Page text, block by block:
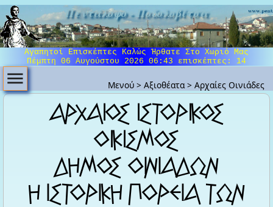
Πεντάλοφο - Ποδολοβίτσα
Αγαπητοί Επισκέπτες Καλώς Ήρθατε Στο Χωριό Μας
Πέμπτη 06 Αυγούστου 2026 06:43 επισκέπτες: 14
Μενού >Αξιοθέατα>Αρχαίες Οινιάδες
ΑΡΧΑΙΟΣ ΙΣΤΟΡΙΚΟΣ
ΟΙΚΙΣΜΟΣ
ΔΗΜΟΣ OINIAΔΩN
H IΣTOPIKH ΠOPEIA TΩN